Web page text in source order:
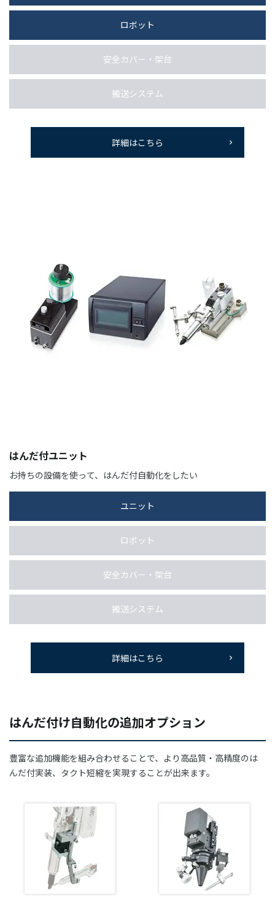
ロボット
安全カバー・架台
搬送システム
詳細はこちら
はんだ付ユニット
お持ちの設備を使って、はんだ付自動化をしたい
ユニット
ロボット
安全カバー・架台
搬送システム
詳細はこちら
はんだ付け自動化の追加オプション
豊富な追加機能を組み合わせることで、より高品質・高精度のは
んだ付実装、タクト短縮を実現することが出来ます。